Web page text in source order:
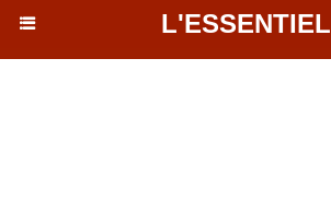
L'ESSENTIEL